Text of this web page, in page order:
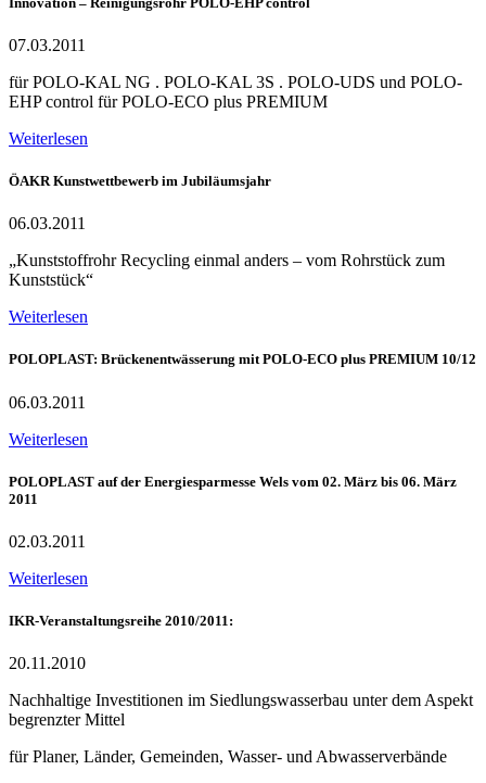
07.03.2011
für POLO-KAL NG . POLO-KAL 3S . POLO-UDS und POLO-
EHP control für POLO-ECO plus PREMIUM
Weiterlesen
ÖAKR Kunstwettbewerb im Jubiläumsjahr
06.03.2011
„Kunststoffrohr Recycling einmal anders – vom Rohrstück zum
Kunststück“
Weiterlesen
POLOPLAST: Brückenentwässerung mit POLO-ECO plus PREMIUM 10/12
06.03.2011
Weiterlesen
POLOPLAST auf der Energiesparmesse Wels vom 02. März bis 06. März
2011
02.03.2011
Weiterlesen
IKR-Veranstaltungsreihe 2010/2011:
20.11.2010
Nachhaltige Investitionen im Siedlungswasserbau unter dem Aspekt
begrenzter Mittel
für Planer, Länder, Gemeinden, Wasser- und Abwasserverbände